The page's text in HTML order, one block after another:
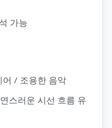
가능
어 / 조용한 음악
스러운 시선 흐름 유